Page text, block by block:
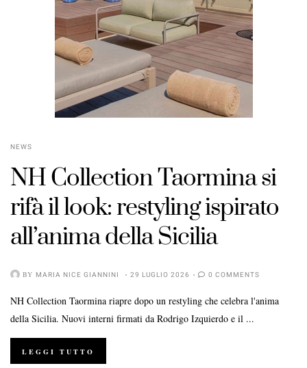
NEWS
NH Collection Taormina si
rifà il look: restyling ispirato
all’anima della Sicilia
BY MARIA NICE GIANNINI 29 LUGLIO 2026 0 COMMENTS
NH Collection Taormina riapre dopo un restyling che celebra l'anima
della Sicilia. Nuovi interni firmati da Rodrigo Izquierdo e il ...
LEGGI TUTTO
POSTED
ON